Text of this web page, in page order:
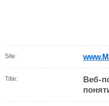
Site:
Title:
Веб-